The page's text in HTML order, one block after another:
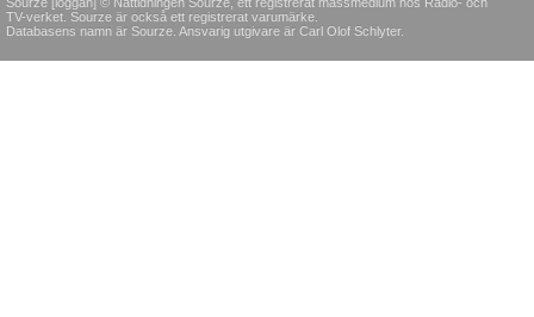
TV-verket. Sourze är också ett registrerat varumärke.
Databasens namn är Sourze. Ansvarig utgivare är Carl Olof Schlyter.